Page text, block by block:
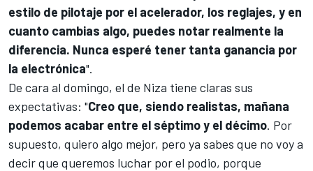
estilo de pilotaje por el acelerador, los reglajes, y en
cuanto cambias algo, puedes notar realmente la
diferencia. Nunca esperé tener tanta ganancia por
la electrónica".
De cara al domingo, el de Niza tiene claras sus
expectativas: "Creo que, siendo realistas, mañana
podemos acabar entre el séptimo y el décimo. Por
supuesto, quiero algo mejor, pero ya sabes que no voy a
decir que queremos luchar por el podio, porque